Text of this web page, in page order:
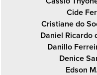
Cide
Cristiane do
Daniel Ricardo
Danillo
Denice
Edson